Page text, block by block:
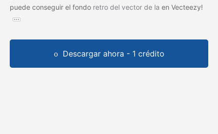
puede conseguir el fondo retro del vector de la en Vecteezy!
Descargar ahora - 1 crédito